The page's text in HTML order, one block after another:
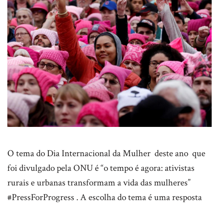
O tema do Dia Internacional da Mulher deste ano que
foi divulgado pela ONU é “o tempo é agora: ativistas
rurais e urbanas transformam a vida das mulheres”
#PressForProgress . A escolha do tema é uma resposta